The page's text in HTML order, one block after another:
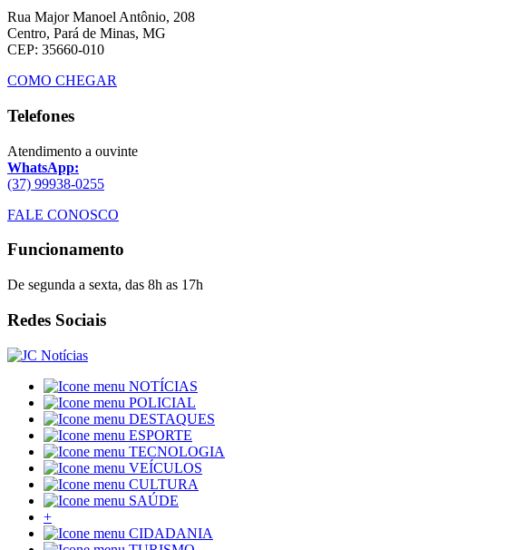
Rua Major Manoel Antônio, 208
Centro, Pará de Minas, MG
CEP: 35660-010
COMO CHEGAR
Telefones
Atendimento a ouvinte
WhatsApp:
(37) 99938-0255
FALE CONOSCO
Funcionamento
De segunda a sexta, das 8h as 17h
Redes Sociais
NOTÍCIAS
POLICIAL
DESTAQUES
ESPORTE
TECNOLOGIA
VEÍCULOS
CULTURA
SAÚDE
+
CIDADANIA